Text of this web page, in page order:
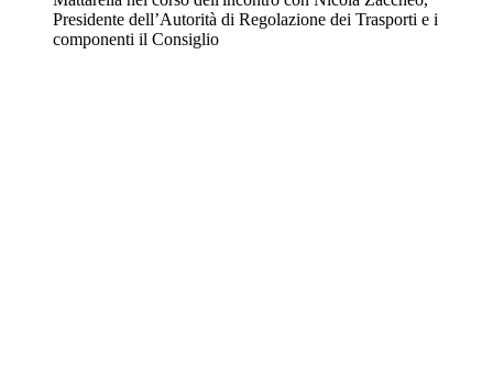
Presidente dell’Autorità di Regolazione dei Trasporti e i
componenti il Consiglio